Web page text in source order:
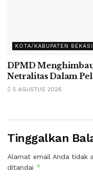
KOTA/KABUPATEN BEKASI
DPMD
Netralitas Dalam
5 AGUSTUS 2026
Tinggalkan
Alamat email Anda tidak
ditandai *